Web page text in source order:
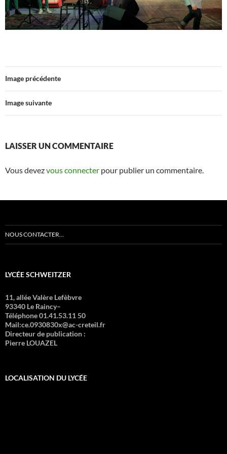
Image précédente
Image suivante
LAISSER UN COMMENTAIRE
Vous devezvous connecter pour publier un commentaire.
NOUS CONTACTER…
LYCÉE SCHWEITZER
11, allée Valère Lefèbvre
93340 Le Raincy–
Téléphone 01.41.53.11 50
Mail:ce.0930830x@ac-creteil.fr
Directeur de publication :
Pierre LOUAZEL
LOCALISATION DU LYCÉE